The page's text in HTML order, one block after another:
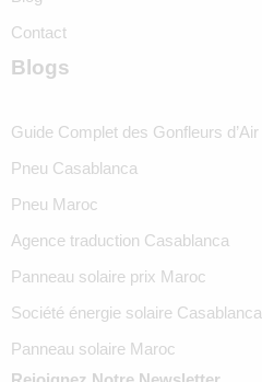
Contact
Blogs
Guide Complet des Gonfleurs d’Air
Pneu Casablanca
Pneu Maroc
Agence traduction Casablanca
Panneau solaire prix Maroc
Société énergie solaire Casablanca
Panneau solaire Maroc